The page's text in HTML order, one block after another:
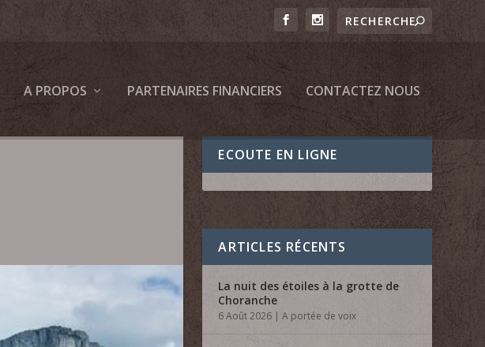
A PROPOS PARTENAIRES FINANCIERS CONTACTEZ NOUS
ECOUTE EN LIGNE
ARTICLES RÉCENTS
La nuit des étoiles à la grotte de
Choranche
6 Août 2026 |A portée de voix